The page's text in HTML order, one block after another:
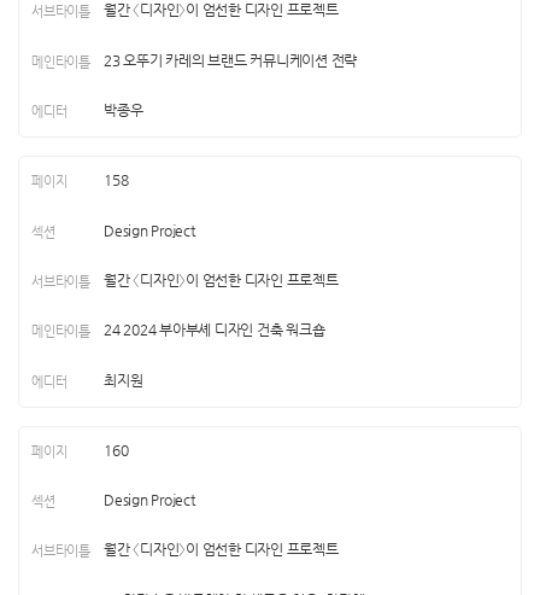
월간 〈디자인〉이 엄선한 디자인 프로젝트
23 오뚜기 카레의 브랜드 커뮤니케이션 전략
박종우
158
Design Project
월간 〈디자인〉이 엄선한 디자인 프로젝트
24 2024 부아부셰 디자인 건축 워크숍
최지원
160
Design Project
월간 〈디자인〉이 엄선한 디자인 프로젝트